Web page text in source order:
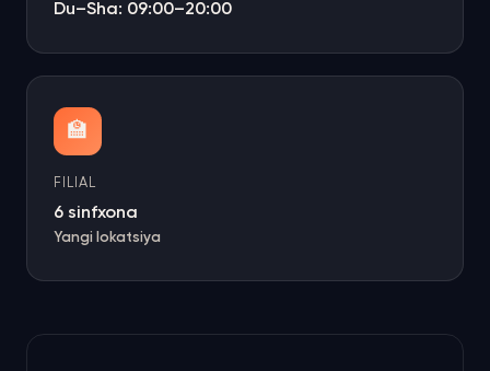
Du–Sha: 09:00–20:00
🏫
FILIAL
6 sinfxona
Yangi lokatsiya